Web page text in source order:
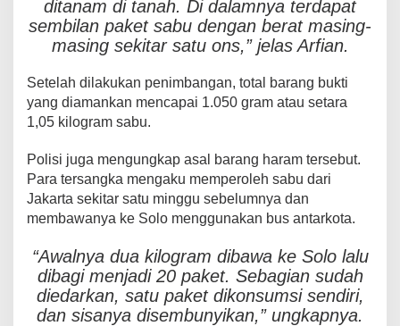
ditanam di tanah. Di dalamnya terdapat
sembilan paket sabu dengan berat masing-
masing sekitar satu ons,” jelas Arfian.
Setelah dilakukan penimbangan, total barang bukti
yang diamankan mencapai 1.050 gram atau setara
1,05 kilogram sabu.
Polisi juga mengungkap asal barang haram tersebut.
Para tersangka mengaku memperoleh sabu dari
Jakarta sekitar satu minggu sebelumnya dan
membawanya ke Solo menggunakan bus antarkota.
“Awalnya dua kilogram dibawa ke Solo lalu
dibagi menjadi 20 paket. Sebagian sudah
diedarkan, satu paket dikonsumsi sendiri,
dan sisanya disembunyikan,” ungkapnya.